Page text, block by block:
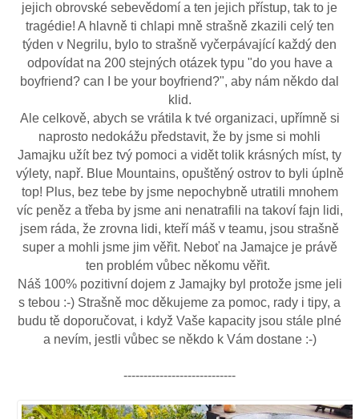
jejich obrovské sebevědomí a ten jejich přístup, tak to je
tragédie! A hlavně ti chlapi mně strašně zkazili celý ten
týden v Negrilu, bylo to strašně vyčerpávající každý den
odpovídat na 200 stejných otázek typu "do you have a
boyfriend? can I be your boyfriend?", aby nám někdo dal
klid.
Ale celkově, abych se vrátila k tvé organizaci, upřímně si
naprosto nedokážu představit, že by jsme si mohli
Jamajku užít bez tvý pomoci a vidět tolik krásných míst, ty
výlety, např. Blue Mountains, opuštěný ostrov to byli úplně
top! Plus, bez tebe by jsme nepochybně utratili mnohem
víc peněz a třeba by jsme ani nenatrafili na takoví fajn lidi,
jsem ráda, že zrovna lidi, kteří máš v teamu, jsou strašně
super a mohli jsme jim věřit. Neboť na Jamajce je právě
ten problém vůbec někomu věřit.
Náš 100% pozitivní dojem z Jamajky byl protože jsme jeli
s tebou :-) Strašně moc děkujeme za pomoc, rady i tipy, a
budu tě ​​doporučovat, i když Vaše kapacity jsou stále plné
a nevím, jestli vůbec se někdo k Vám dostane :-)
----------------------------